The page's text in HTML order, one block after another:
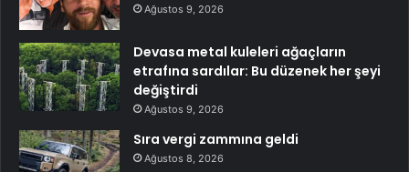
Ağustos 9, 2026
Devasa metal kuleleri ağaçların
etrafına sardılar: Bu düzenek her şeyi
değiştirdi
Ağustos 9, 2026
Sıra vergi zammına geldi
Ağustos 8, 2026